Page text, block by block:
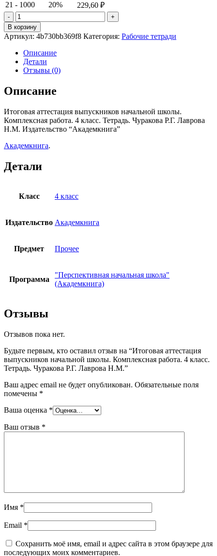
21 - 1000
20% 229,60 ₽
Количество
товара
Итоговая
аттестация
выпускников
начальной
школы.
Комплексная
4
Тетрадь.
Чуракова
Р.Г.
Н.М.
В корзину
Артикул: 4b730bb369f8 Категория: Рабочие тетради
Описание
Детали
Отзывы (0)
Описание
Итоговая аттестация выпускников начальной школы.
Комплексная работа. 4 класс. Тетрадь. Чуракова Р.Г. Лаврова
Н.М. Издательство “Академкнига”
Академкнига.
Детали
Класс 4 класс
Издательство Академкнига
Предмет Прочее
Программа
"Перспективная начальная школа"
(Академкнига)
Отзывы
Отзывов пока нет.
Будьте первым, кто оставил отзыв на “Итоговая аттестация
выпускников начальной школы. Комплексная работа. 4 класс.
Тетрадь. Чуракова Р.Г. Лаврова Н.М.”
Ваш адрес email не будет опубликован. Обязательные поля
помечены *
Ваша оценка *
Ваш отзыв *
Имя *
Email *
Сохранить моё имя, email и адрес сайта в этом браузере для
последующих моих комментариев.